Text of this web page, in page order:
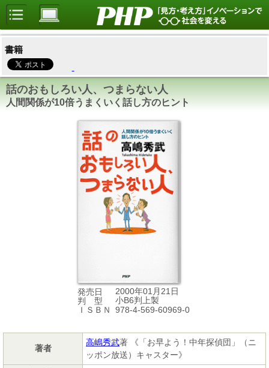
書籍
話のおもしろい人、つまらない人
人間関係が10倍うまくいく話し方のヒント
発売日
2000年01月21日
判 型
小B6判上製
ＩＳＢＮ
978-4-569-60969-0
著者
高嶋秀武著 《「お早よう！中年探偵団」（ニ
ッポン放送）キャスター》